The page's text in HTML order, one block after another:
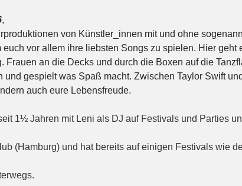
,
von Künstler_innen mit und ohne
vor allem ihre liebsten Songs zu spielen. Hier geht
Frauen an die Decks und durch die Boxen auf die
gespielt was Spaß macht. Zwischen Taylor Swift
auch eure Lebensfreude.
1½ Jahren mit Leni als DJ auf Festivals und Parties
(Hamburg) und hat bereits auf einigen Festivals wie